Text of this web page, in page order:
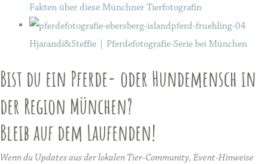
Fakten über diese Münchner Tierfotografin
Hjarandi&Steffie | Pferdefotografie-Serie bei München
Bist du ein Pferde- oder Hundemensch in
der Region München?
Bleib auf dem Laufenden!
Wenn du Updates aus der lokalen Tier-Community, Event-Hinweise